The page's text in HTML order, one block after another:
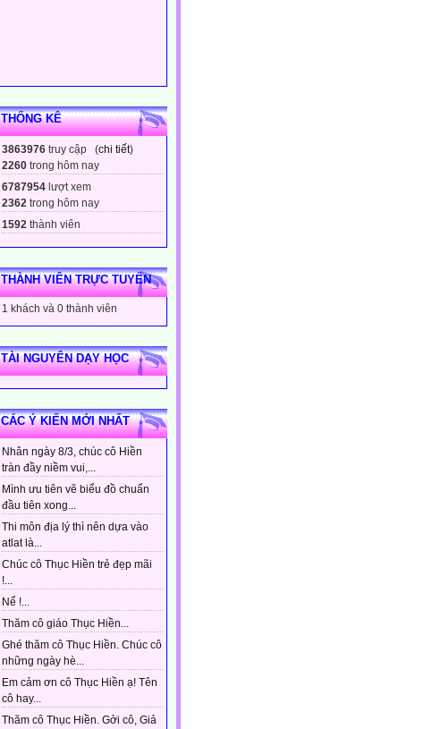
THỐNG KÊ
3863976 truy cập (chi tiết)
2260 trong hôm nay
6787954 lượt xem
2362 trong hôm nay
1592 thành viên
THÀNH VIÊN TRỰC TUYẾN
1 khách và 0 thành viên
TÀI NGUYÊN DẠY HỌC
CÁC Ý KIẾN MỚI NHẤT
Nhân ngày 8/3, chúc cô Hiền
tràn đầy niềm vui,...
Mình ưu tiên vẽ biểu đồ chuẩn
đầu tiên xong...
Thi môn địa lý thì nên dựa vào
atlat là...
Chúc cô Thục Hiền trẻ đẹp mãi
!...
Nể !...
Thăm cô giáo Thục Hiền...
Ghé thăm cô Thục Hiền. Chúc cô
những ngày hè...
Em cảm ơn cô Thục Hiền ạ! Tên
cô hay...
Thăm cô Thục Hiền. Gởi cô, Giả